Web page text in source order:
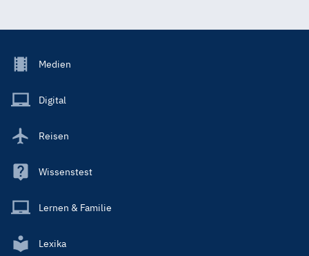
Footer
Main
Medien
Digital
Reisen
Wissenstest
Lernen & Familie
Lexika